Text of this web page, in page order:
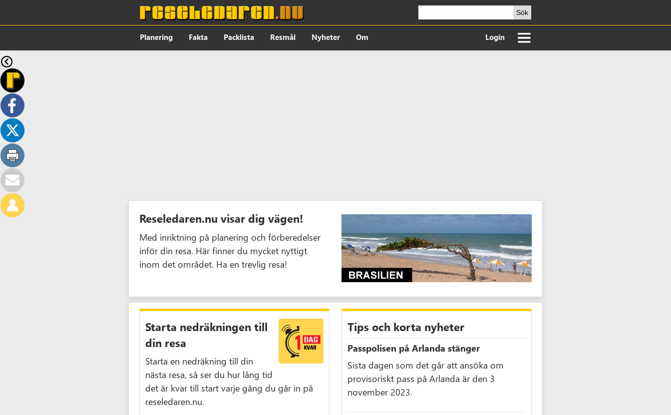
Sök
Planering Fakta Packlista Resmål Nyheter Om Login
Reseledaren.nu visar dig vägen!
Med inriktning på planering och förberedelser
inför din resa. Här finner du mycket nyttigt
inom det området. Ha en trevlig resa!
Starta nedräkningen till
din resa
Starta en nedräkning till din
nästa resa, så ser du hur lång tid
det är kvar till start varje gång du går in på
reseledaren.nu.
Tips och korta nyheter
Passpolisen på Arlanda stänger
Sista dagen som det går att ansöka om
provisoriskt pass på Arlanda är den 3
november 2023.